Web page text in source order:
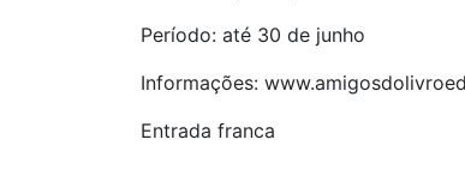
Período: até 30 de junho
Informações:
Entrada franca